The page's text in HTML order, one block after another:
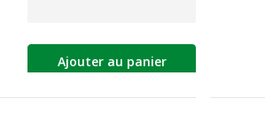
Ajouter au panier